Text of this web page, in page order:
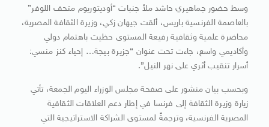
وسط حضور جماهيري حاشد ملأ جنبات “أوديتوريوم متحف اللوفر”
بالعاصمة الفرنسية باريس، ألقت جيهان زكي، وزيرة الثقافة المصرية،
محاضرة علمية وثقافية رفيعة المستوى حظيت باهتمام دولي
وأكاديمي واسع، جاءت تحت عنوان “جزيرة بيجة… إحياء كنز منسي:
أسرار تنقيب أثري على نهر النيل”.
وبحسب بيان منشور على صفحة مجلس الوزراء اليوم الجمعة، تأتي
زيارة وزيرة الثقافة إلى فرنسا في إطار دعم العلاقات الثقافية
المصرية الفرنسية، وترجمةً لمستوى الشراكة الاستراتيجية التي